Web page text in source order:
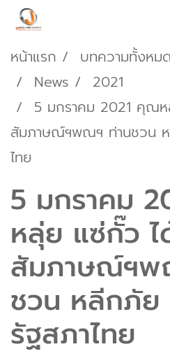
หน้าแรก บทความทั้งหมด
News
2021
5 มกราคม 2021 คุณห
สัมภาษณ์ฯพณฯ ท่านชวน ห
ไทย
5 มกราคม
หลุ่ย แซ่กั๊ว ไ
สัมภาษณ์ฯพ
ชวน หลีกภัย
รัฐสภาไทย